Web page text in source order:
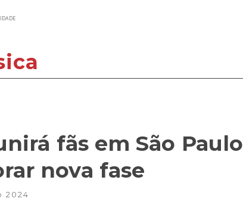
fãs em São Paulo
nova fase
2024